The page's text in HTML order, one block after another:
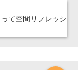
て空間リフレッシ